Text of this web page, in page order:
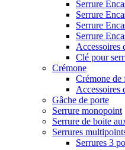
Serrure
Serrure
Serrure
Serrure
Accessoires
Clé pour
Crémone
Crémone de
Accessoires
Gâche de porte
Serrure monopoint
Serrure de boite
Serrures
Serrures 3